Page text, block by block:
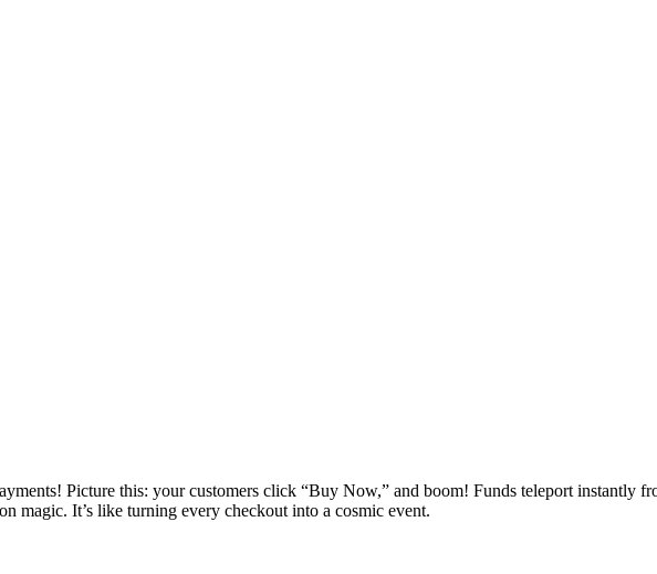
Picture this: your customers click “Buy Now,” and boom! Funds teleport instantly
magic. It’s like turning every checkout into a cosmic event.